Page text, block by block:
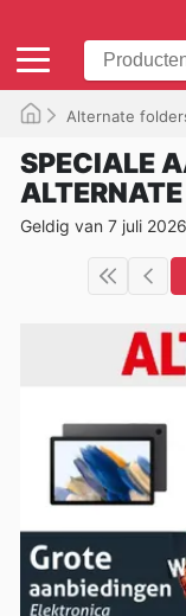
Alternate
SPECIALE
ALTERNATE
Geldig van 7 juli